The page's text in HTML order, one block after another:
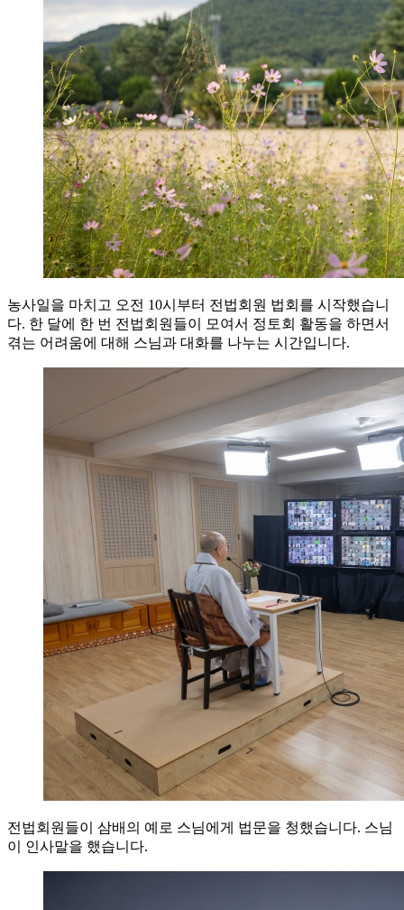
농사일을 마치고 오전 10시부터 전법회원 법회를 시작했습니
다. 한 달에 한 번 전법회원들이 모여서 정토회 활동을 하면서
겪는 어려움에 대해 스님과 대화를 나누는 시간입니다.
전법회원들이 삼배의 예로 스님에게 법문을 청했습니다. 스님
이 인사말을 했습니다.